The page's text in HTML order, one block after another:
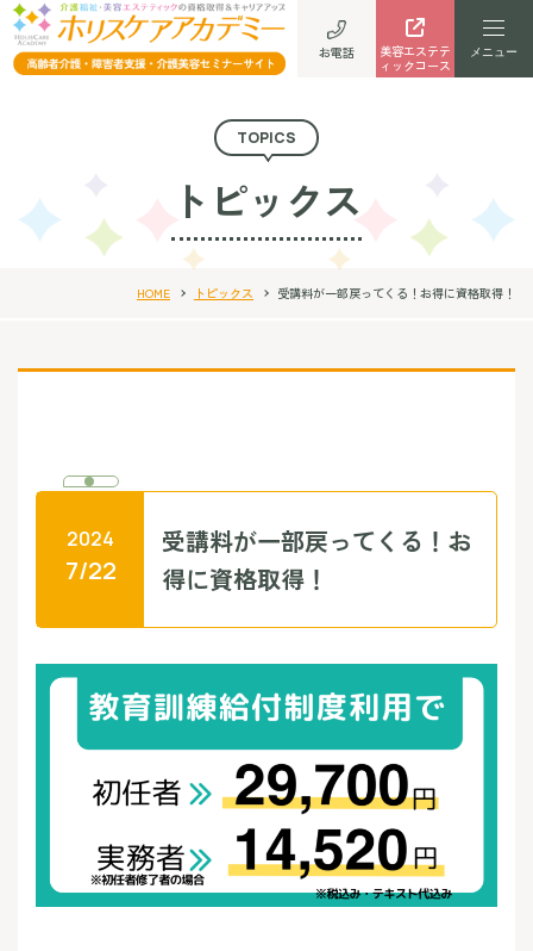
お電話
美容エステテ
ィックコース
TOPICS
トピックス
HOME トピックス 受講料が一部戻ってくる！お得に資格取得！
2024
7/22
受講料が一部戻ってくる！お
得に資格取得！